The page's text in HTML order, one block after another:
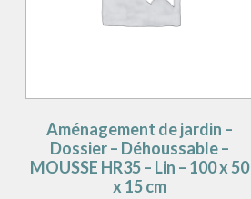
Aménagement de jardin –
Dossier – Déhoussable –
MOUSSE HR35 – Lin – 100 x 50
x 15 cm